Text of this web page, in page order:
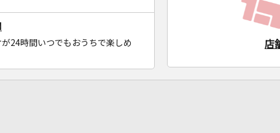
24時間いつでもおうちで楽しめ
店